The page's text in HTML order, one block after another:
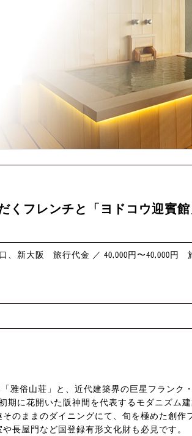
フレンチと「ヨドコウ迎賓館
、新大阪 旅行代金 ／ 40,000円〜40,000円
雅俗山荘」と、近代建築界の巨星フランク
に花開いた阪神間を代表するモダニズム建
のままのダイニングにて、旬を極めた創作
長屋門など国登録有形文化財も必見です。